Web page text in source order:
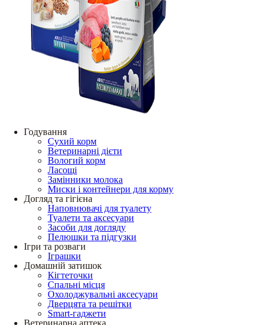
Годування
Сухий корм
Ветеринарні дієти
Вологий корм
Ласощі
Замінники молока
Миски і контейнери для корму
Догляд та гігієна
Наповнювачі для туалету
Туалети та аксесуари
Засоби для догляду
Пелюшки та підгузки
Ігри та розваги
Іграшки
Домашній затишок
Кігтеточки
Спальні місця
Охолоджувальні аксесуари
Дверцята та решітки
Smart-гаджети
Ветеринарна аптека